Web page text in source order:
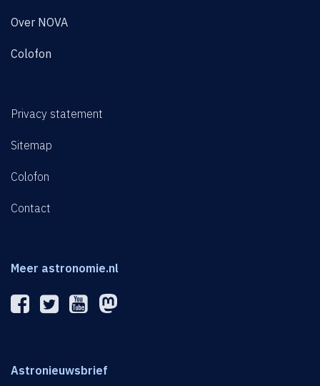
Over NOVA
Colofon
Privacy statement
Sitemap
Colofon
Contact
Meer astronomie.nl
Astronieuwsbrief